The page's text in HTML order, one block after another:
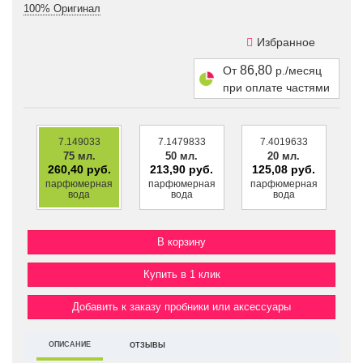
100% Оригинал
Избранное
От86,80 р./месяц
при оплате частями
7.149033
75 мл.
260,40 руб.
парфюмерная
вода
7.1479833
50 мл.
213,90 руб.
парфюмерная
вода
7.4019633
20 мл.
125,08 руб.
парфюмерная
вода
Купить в 1 клик
Добавить к заказу пробники или аксессуары
ОПИСАНИЕ ОТЗЫВЫ